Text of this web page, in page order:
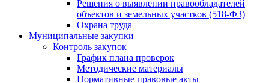
Решения о выявлении правообладателей
объектов и земельных участков (518-ФЗ)
Охрана труда
Муниципальные закупки
Контроль закупок
График плана проверок
Методические материалы
Нормативные правовые акты